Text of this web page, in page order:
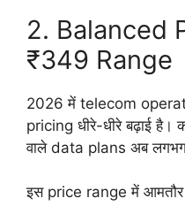
2. Balanced
₹349 Range
2026 में telecom
pricing धीरे-धीरे बढ़ाई
वाले data plans अब
इस price range में